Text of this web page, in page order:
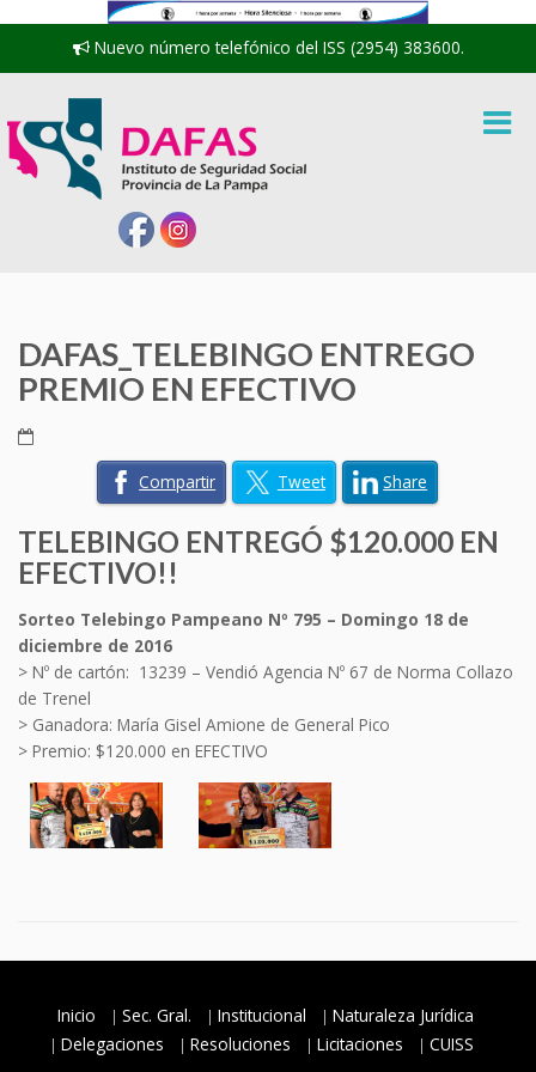
Nuevo número telefónico del ISS (2954) 383600.
DAFAS_TELEBINGO ENTREGO
PREMIO EN EFECTIVO
Compartir Tweet Share
TELEBINGO ENTREGÓ $120.000 EN
EFECTIVO!!
Sorteo Telebingo Pampeano Nº 795 – Domingo 18 de
diciembre de 2016
> Nº de cartón: 13239 – Vendió Agencia Nº 67 de Norma Collazo
de Trenel
> Ganadora: María Gisel Amione de General Pico
> Premio: $120.000 en EFECTIVO
Inicio Sec. Gral. Institucional
Naturaleza Jurídica
Delegaciones
Resoluciones Licitaciones CUISS